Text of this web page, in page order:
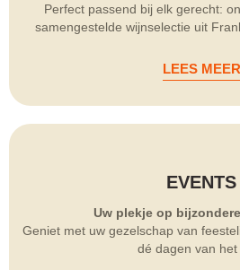
Perfect passend bij elk gerecht:
samengestelde wijnselectie uit
LEES MEER
EVENTS
Uw plekje op
Geniet met uw gezelschap van
dé dagen van het